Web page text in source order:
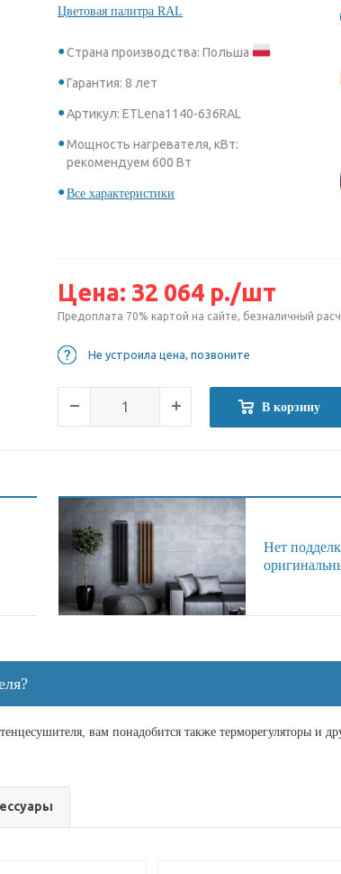
Цветовая палитра RAL
Страна производства: Польша
Гарантия: 8 лет
Артикул: ETLena1140-636RAL
Мощность нагревателя, кВт:
рекомендуем 600 Вт
Все характеристики
Цена: 32 064 р./шт
Предоплата 70% картой на сайте, безналичный
Не устроила цена, позвоните
В корзину
Нет
вам понадобится также терморегуляторы и